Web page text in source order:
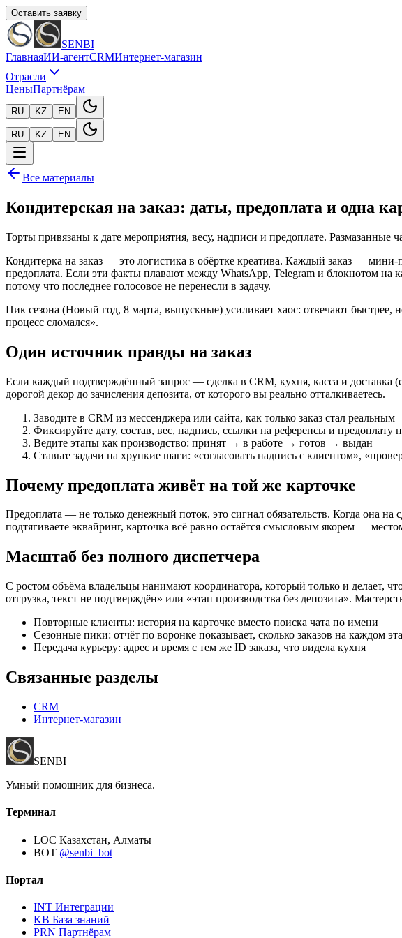
Оставить заявку
SENBI
ГлавнаяИИ-агентCRMИнтернет-магазин
Отрасли
ЦеныПартнёрам
RU KZ EN
RU KZ EN
Все материалы
Кондитерская на заказ: даты, предоплата и одна
Торты привязаны к дате мероприятия, весу, надписи и предоплате. Размазанные
Кондитерка на заказ — это логистика в обёртке креатива. Каждый заказ — мини-
предоплата. Если эти факты плавают между WhatsApp, Telegram и блокнотом на
потому что последнее голосовое не перенесли в задачу.
Пик сезона (Новый год, 8 марта, выпускные) усиливает хаос: отвечают быстрее,
процесс сломался».
Один источник правды на заказ
Если каждый подтверждённый запрос — сделка в CRM, кухня, касса и доставка
дорогой декор до зачисления депозита, от которого вы реально отталкиваетесь.
Заводите в CRM из мессенджера или сайта, как только заказ стал
Фиксируйте дату, состав, вес, надпись, ссылки на референсы и предоплату
Ведите этапы как производство: принят → в работе → готов → выдан
Ставьте задачи на хрупкие шаги: «согласовать надпись с клиентом»,
Почему предоплата живёт на той же карточке
Предоплата — не только денежный поток, это сигнал обязательств. Когда она
подтягиваете эквайринг, карточка всё равно остаётся смысловым якорем —
Масштаб без полного диспетчера
С ростом объёма владельцы нанимают координатора, который только и делает,
отгрузка, текст не подтверждён» или «этап производства без депозита».
Повторные клиенты: история на карточке вместо поиска чата по имени
Сезонные пики: отчёт по воронке показывает, сколько заказов на каждом
Передача курьеру: адрес и время с тем же ID заказа, что видела кухня
Связанные разделы
CRM
Интернет-магазин
SENBI
Умный помощник для бизнеса.
Терминал
LOC Казахстан, Алматы
BOT @senbi_bot
Портал
INT Интеграции
KB База знаний
PRN Партнёрам